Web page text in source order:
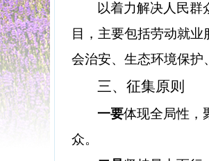
以着力解决人民群
目，主要包括劳动就业
会治安、生态环境保护
三、征集原则
一要体现全局性，
众。